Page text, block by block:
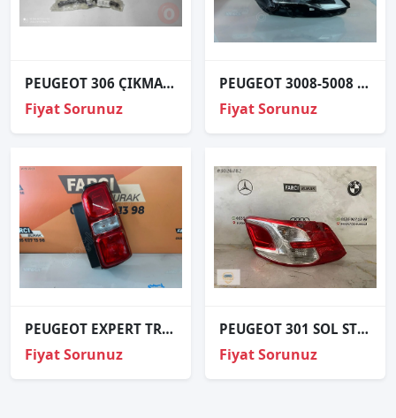
PEUGEOT 306 ÇIKMA SAĞ SOL FAR ALT ÇİTASI OEM; TWM7810.A7
Fiyat Sorunuz
PEUGEOT 3008-5008 FULL LED MERCEKLİ SAĞ FAR ORJİNAL9836230580
Fiyat Sorunuz
PEUGEOT EXPERT TRAVELLER SAĞ STOP SIFIR İTHAL 18-25
Fiyat Sorunuz
PEUGEOT 301 SOL STOP ORJİNAL
Fiyat Sorunuz